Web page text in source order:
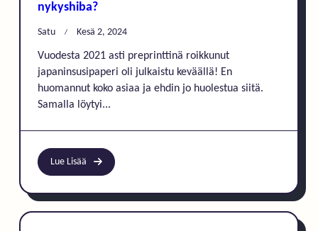
nykyshiba?
Satu Kesä 2, 2024
Vuodesta 2021 asti preprinttinä roikkunut
japaninsusipaperi oli julkaistu keväällä! En
huomannut koko asiaa ja ehdin jo huolestua siitä.
Samalla löytyi...
Lue Lisää